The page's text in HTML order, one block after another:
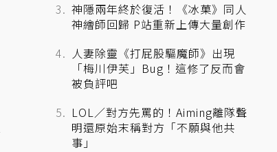
神隱兩年終於復活！《冰菓》同人
神繪師回歸 P站重新上傳大量創作
人妻除靈《打屁股驅魔師》出現
「梅川伊芙」Bug！這修了反而會
被負評吧
LOL／對方先罵的！Aiming離隊聲
明還原始末稱對方「不願與他共
事」